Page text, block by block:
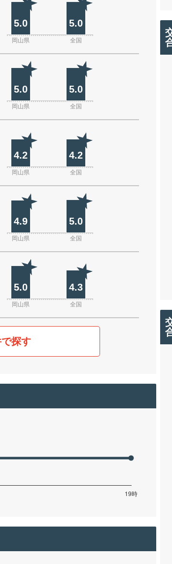
5.0 5.0
岡山県 全国
5.0 5.0
岡山県 全国
4.2 4.2
岡山県 全国
4.9 5.0
岡山県 全国
5.0 4.3
岡山県 全国
探す